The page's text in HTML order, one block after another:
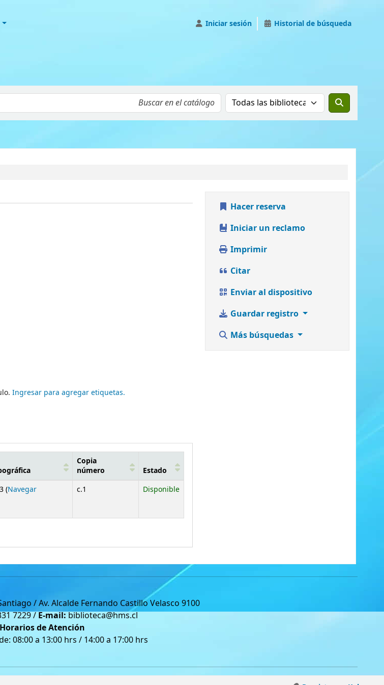
Iniciar sesión Historial de búsqueda
Buscar el catálogo en:
Ingresar para agregar etiquetas.
Copia
número
Estado
(Navegar
debajo)
c.1 Disponible
Hacer reserva
Iniciar un reclamo
Imprimir
Citar
Enviar al dispositivo
Guardar registro
Más búsquedas
/ Av. Alcalde Fernando Castillo Velasco 9100
7229 /E-mail:biblioteca@hms.cl
Horarios de Atención
08:00 a 13:00 hrs / 14:00 a 17:00 hrs